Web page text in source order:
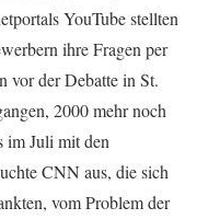
YouTube stellten
ihre Fragen per
vor der Debatte in St.
2000 mehr noch
im Juli mit den
CNN aus, die sich
vom Problem der